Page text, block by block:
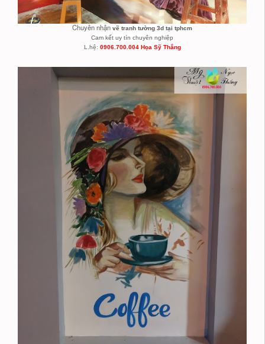
Chuyên nhận vẽ tranh tường 3d tại tphcm
Cam kết uy tín chuyên nghiệp
L.hệ: 0906.700.004 Họa Sỹ Thắng